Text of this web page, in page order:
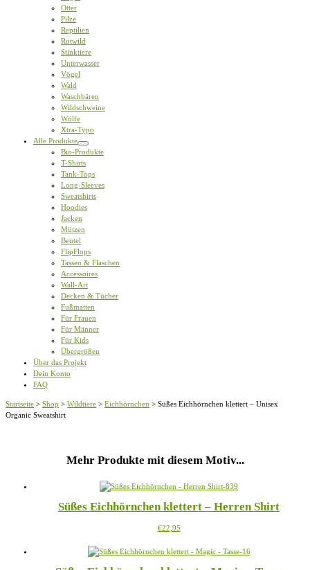
Otter
Pilze
Reptilien
Rotwild
Stinktiere
Unterwasser
Vögel
Wald
Waschbären
Wildschweine
Wölfe
Xtra-Typo
Alle Produkte
Bio-Produkte
T-Shirts
Tank-Tops
Long-Sleeves
Sweatshirts
Hoodies
Jacken
Mützen
Beutel
FlipFlops
Tassen & Flaschen
Accessoires
Wall-Art
Decken & Tücher
Fußmatten
Für Frauen
Für Männer
Für Kids
Übergrößen
Über das Projekt
Dein Konto
FAQ
Startseite > Shop > Wildtiere > Eichhörnchen > Süßes Eichhörnchen klettert – Unisex
Organic Sweatshirt
Mehr Produkte mit diesem Motiv...
Süßes Eichhörnchen klettert – Herren Shirt
€22,95Dieses
weist